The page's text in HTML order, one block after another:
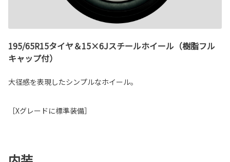
195/65R15タイヤ＆15×6Jスチールホイール（樹脂フル
キャップ付）
大径感を表現したシンプルなホイール。
［Xグレードに標準装備］